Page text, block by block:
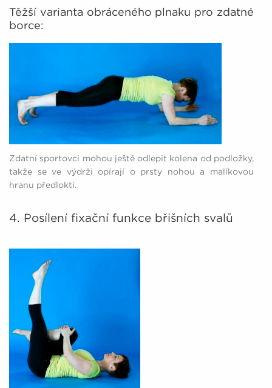
Těžší varianta obráceného plnaku pro zdatné
borce:
Zdatní sportovci mohou ještě odlepit kolena od podložky,
takže se ve výdrži opírají o prsty nohou a malíkovou
hranu předloktí.
4. Posílení fixační funkce břišních svalů